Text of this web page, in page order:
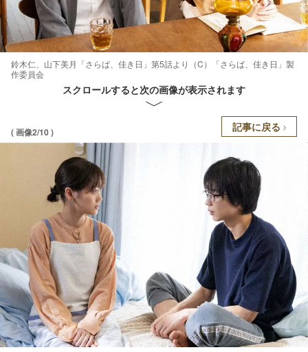
鈴木仁、山下美月「さらば、佳き日」第5話より（C）「さらば、佳き日」製
作委員会
スクロールすると次の画像が表示されます
( 画像2/10 ) 記事に戻る